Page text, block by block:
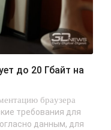
браузера
требования для
данным, для